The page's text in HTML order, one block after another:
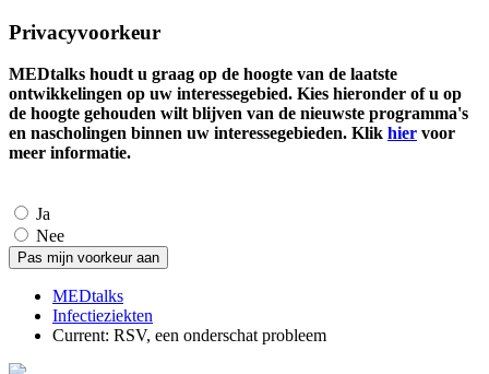
Privacyvoorkeur
MEDtalks houdt u graag op de hoogte van de laatste
ontwikkelingen op uw interessegebied. Kies hieronder of u op
de hoogte gehouden wilt blijven van de nieuwste programma's
en nascholingen binnen uw interessegebieden. Klik hier voor
meer informatie.
Ja
Nee
MEDtalks
Infectieziekten
Current: RSV, een onderschat probleem